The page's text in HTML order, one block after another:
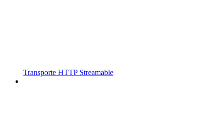
Transporte HTTP Streamable